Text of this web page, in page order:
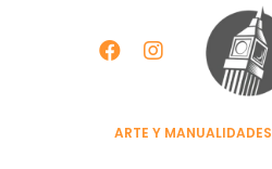
ARTE Y MANUALIDADES